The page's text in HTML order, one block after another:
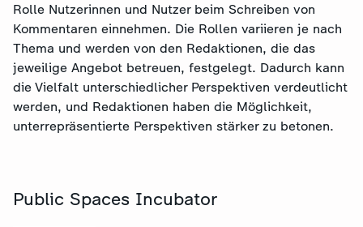
Rolle Nutzerinnen und Nutzer beim Schreiben von
Kommentaren einnehmen. Die Rollen variieren je nach
Thema und werden von den Redaktionen, die das
jeweilige Angebot betreuen, festgelegt. Dadurch kann
die Vielfalt unterschiedlicher Perspektiven verdeutlicht
werden, und Redaktionen haben die Möglichkeit,
unterrepräsentierte Perspektiven stärker zu betonen.
Public Spaces Incubator